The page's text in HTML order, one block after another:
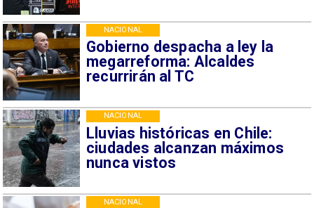
Gobierno despacha a ley la
megarreforma: Alcaldes
recurrirán al TC
NACIONAL
Lluvias históricas en Chile:
ciudades alcanzan máximos
nunca vistos
NACIONAL
NACIONAL